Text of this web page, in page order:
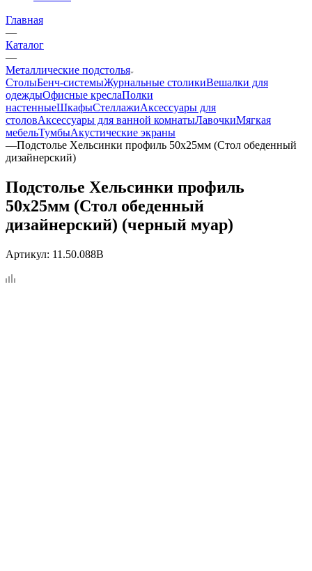
Главная
—
Каталог
—
Металлические подстолья
СтолыБенч-системыЖурнальные столикиВешалки для
одеждыОфисные креслаПолки
настенныеШкафыСтеллажиАксессуары для
столовАксессуары для ванной комнатыЛавочкиМягкая
мебельТумбыАкустические экраны
—Подстолье Хельсинки профиль 50х25мм (Стол обеденный
дизайнерский)
Подстолье Хельсинки профиль
50х25мм (Стол обеденный
дизайнерский) (черный муар)
Артикул: 11.50.088B